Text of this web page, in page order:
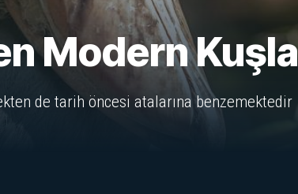
Modern
de tarih öncesi atalarına benzemektedir